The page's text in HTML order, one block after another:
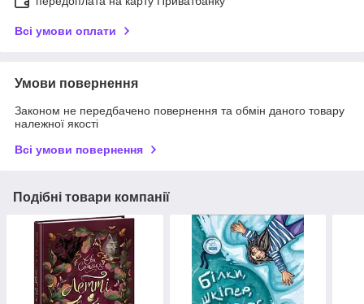
Всі умови оплати
Умови повернення
Законом не передбачено повернення та обмін даного товару
належної якості
Всі умови повернення
Подібні товари компанії